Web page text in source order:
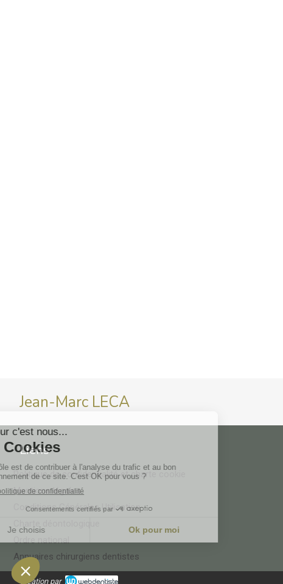
Jean-Marc LECA
Liens
Politique de confidentialité et charte cookie
Mentions légales
Conditions Générales Utilisation
Ordre national
Annuaires chirurgiens dentistes
Création par